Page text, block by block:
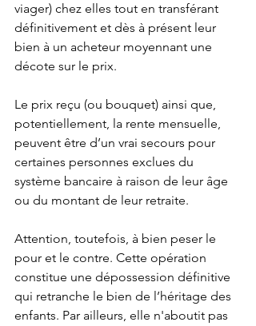
viager) chez elles tout en transférant
définitivement et dès à présent leur
bien à un acheteur moyennant une
décote sur le prix.
Le prix reçu (ou bouquet) ainsi que,
potentiellement, la rente mensuelle,
peuvent être d’un vrai secours pour
certaines personnes exclues du
système bancaire à raison de leur âge
ou du montant de leur retraite.
Attention, toutefois, à bien peser le
pour et le contre. Cette opération
constitue une dépossession définitive
qui retranche le bien de l’héritage des
enfants. Par ailleurs, elle n'aboutit pas